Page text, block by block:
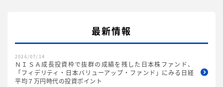
最新情報
2026/07/14
ＮＩＳＡ成長投資枠で抜群の成績を残した日本株ファンド、
「フィデリティ・日本バリューアップ・ファンド」にみる日経
平均７万円時代の投資ポイント